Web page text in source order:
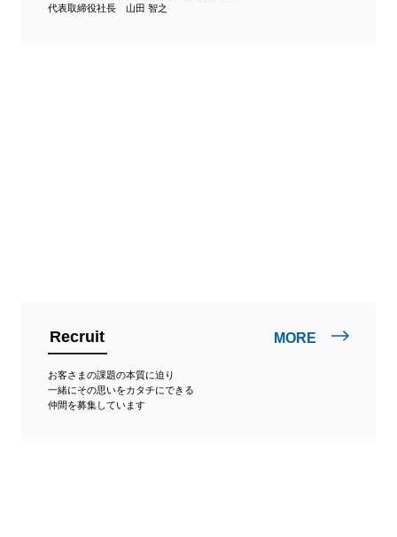
代表取締役社長 山田 智之
Recruit
お客さまの課題の本質に迫り
一緒にその思いをカタチにできる
仲間を募集しています
MORE